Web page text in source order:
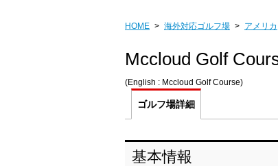
HOME > 海外対応ゴルフ場 > アメリカ
Mccloud Golf
(English : Mccloud Golf Course)
ゴルフ場詳細
基本情報